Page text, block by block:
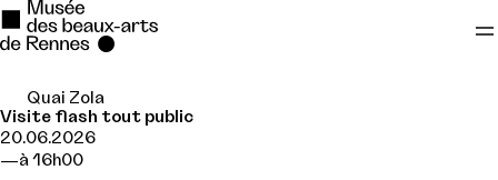
Se rendre au
Contenu principal
Quai Zola
Visite flash tout public
20.06.2026
à 16h00